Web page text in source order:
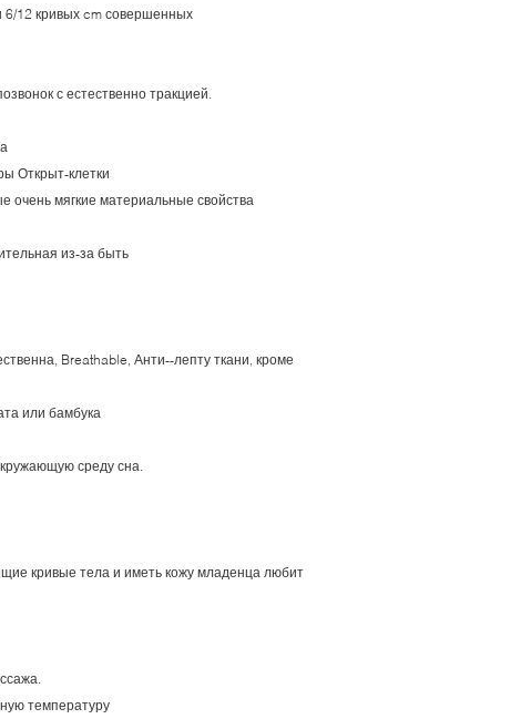
6/12 кривых cm совершенных
с естественно тракцией.
Открыт-клетки
очень мягкие материальные свойства
из-за быть
Breathable, Анти--лепту ткани, кроме
или бамбука
среду сна.
кривые тела и иметь кожу младенца любит
температуру